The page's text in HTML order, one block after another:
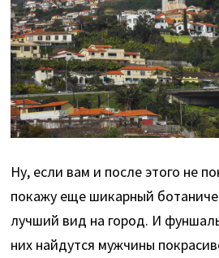
Ну, если вам и после этого не
покажу еще шикарный
лучший вид на город. И
них найдутся мужчины